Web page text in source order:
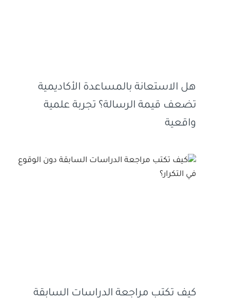
هل الاستعانة بالمساعدة الأكاديمية
تضعف قيمة الرسالة؟ تجربة علمية
واقعية
كيف تكتب مراجعة الدراسات السابقة